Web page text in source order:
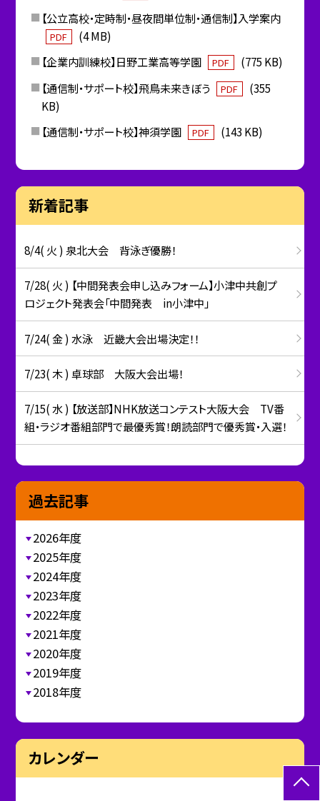
【公立高校・定時制・昼夜間単位制・通信制】入学案内
PDF
(4 MB)
【企業内訓練校】日野工業高等学園
PDF
(775 KB)
【通信制・サポート校】飛鳥未来きぼう
PDF
(355
KB)
【通信制・サポート校】神須学園
PDF (143 KB)
新着記事
8/4( 火 ) 泉北大会 背泳ぎ優勝！
7/28( 火 ) 【中間発表会申し込みフォーム】小津中共創プ
ロジェクト発表会「中間発表 in小津中」
7/24( 金 ) 水泳 近畿大会出場決定！！
7/23( 木 ) 卓球部 大阪大会出場！
7/15( 水 ) 【放送部】NHK放送コンテスト大阪大会 TV番
組・ラジオ番組部門で最優秀賞！朗読部門で優秀賞・入選！
過去記事
2026年度
2025年度
2024年度
2023年度
2022年度
2021年度
2020年度
2019年度
2018年度
カレンダー